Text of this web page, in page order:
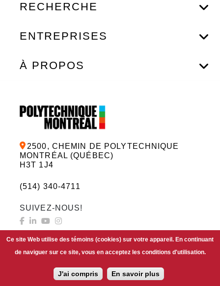
RECHERCHE
ENTREPRISES
À PROPOS
2500, CHEMIN DE POLYTECHNIQUE
MONTRÉAL (QUÉBEC)
H3T 1J4
(514) 340-4711
SUIVEZ-NOUS!
FAIRE UN DON
Ce site Web utilise des témoins (cookies) sur votre appareil. En continuant
de naviguer sur ce site, vous en acceptez les conditions d'utilisation.
J'ai compris En savoir plus